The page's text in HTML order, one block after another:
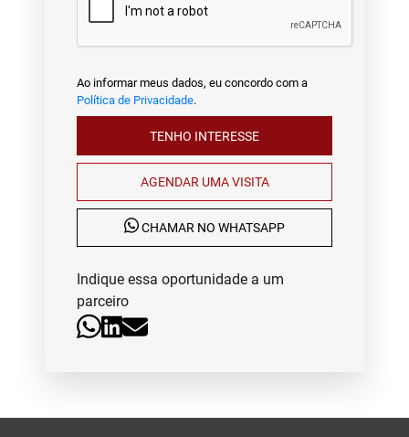
Ao informar meus dados, eu concordo com a
Política de Privacidade.
TENHO INTERESSE
AGENDAR UMA VISITA
CHAMAR NO WHATSAPP
Indique essa oportunidade a um
parceiro